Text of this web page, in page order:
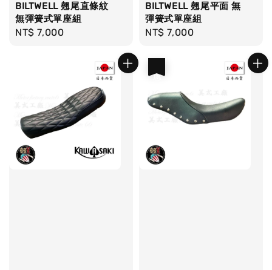
BILTWELL 翹尾直條紋
無彈簧式單座組
Regular
NT$ 7,000
BILTWELL 翹尾平面 無
彈簧式單座組
Regular
NT$ 7,000